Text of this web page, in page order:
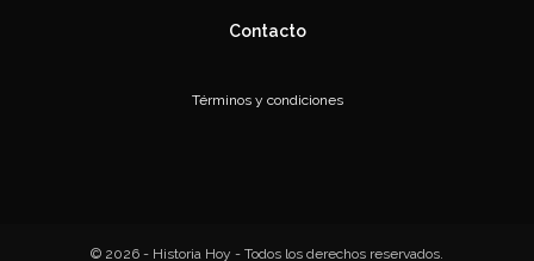
Contacto
Términos y condiciones
© 2026 - Historia Hoy - Todos los derechos reservados.